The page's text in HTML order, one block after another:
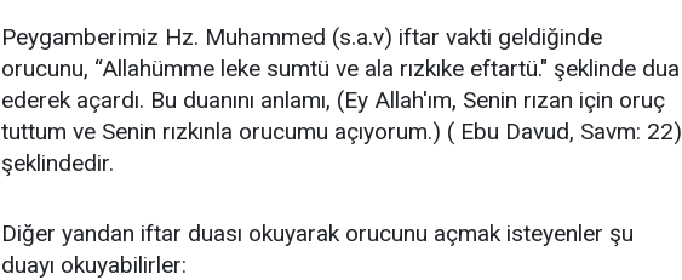
Peygamberimiz Hz. Muhammed (s.a.v) iftar vakti geldiğinde
orucunu, “Allahümme leke sumtü ve ala rızkıke eftartü." şeklinde dua
ederek açardı. Bu duanını anlamı, (Ey Allah'ım, Senin rızan için oruç
tuttum ve Senin rızkınla orucumu açıyorum.) ( Ebu Davud, Savm: 22)
şeklindedir.
Diğer yandan iftar duası okuyarak orucunu açmak isteyenler şu
duayı okuyabilirler: